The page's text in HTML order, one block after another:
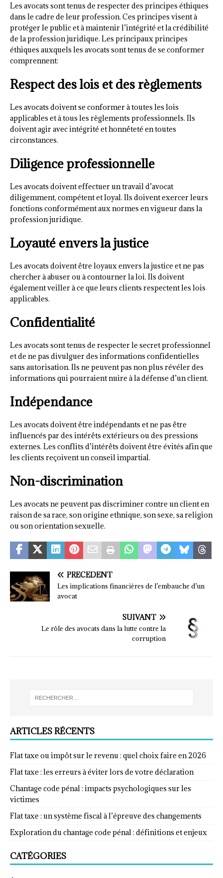
Les avocats sont tenus de respecter des principes éthiques
dans le cadre de leur profession. Ces principes visent à
protéger le public et à maintenir l’intégrité et la crédibilité
de la profession juridique. Les principaux principes
éthiques auxquels les avocats sont tenus de se conformer
comprennent:
Respect des lois et des règlements
Les avocats doivent se conformer à toutes les lois
applicables et à tous les règlements professionnels. Ils
doivent agir avec intégrité et honnêteté en toutes
circonstances.
Diligence professionnelle
Les avocats doivent effectuer un travail d’avocat
diligemment, compétent et loyal. Ils doivent exercer leurs
fonctions conformément aux normes en vigueur dans la
profession juridique.
Loyauté envers la justice
Les avocats doivent être loyaux envers la justice et ne pas
chercher à abuser ou à contourner la loi. Ils doivent
également veiller à ce que leurs clients respectent les lois
applicables.
Confidentialité
Les avocats sont tenus de respecter le secret professionnel
et de ne pas divulguer des informations confidentielles
sans autorisation. Ils ne peuvent pas non plus révéler des
informations qui pourraient nuire à la défense d’un client.
Indépendance
Les avocats doivent être indépendants et ne pas être
influencés par des intérêts extérieurs ou des pressions
externes. Les conflits d’intérêts doivent être évités afin que
les clients reçoivent un conseil impartial.
Non-discrimination
Les avocats ne peuvent pas discriminer contre un client en
raison de sa race, son origine ethnique, son sexe, sa religion
ou son orientation sexuelle.
PRÉCÉDENT
Les implications financières de l’embauche d’un
avocat
SUIVANT
Le rôle des avocats dans la lutte contre la
corruption
ARTICLES RÉCENTS
Flat taxe ou impôt sur le revenu : quel choix faire en 2026
Flat taxe : les erreurs à éviter lors de votre déclaration
Chantage code pénal : impacts psychologiques sur les
victimes
Flat taxe : un système fiscal à l’épreuve des changements
Exploration du chantage code pénal : définitions et enjeux
CATÉGORIES